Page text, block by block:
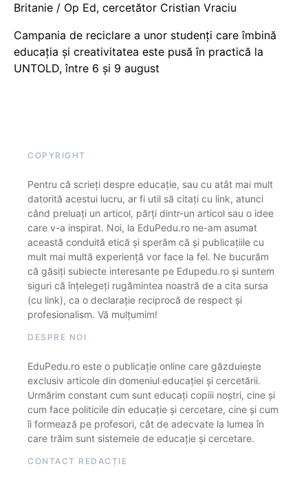
Britanie / Op Ed, cercetător Cristian Vraciu
Campania de reciclare a unor studenți care îmbină
educația și creativitatea este pusă în practică la
UNTOLD, între 6 și 9 august
COPYRIGHT
Pentru că scrieți despre educație, sau cu atât mai mult
datorită acestui lucru, ar fi util să citați cu link, atunci
când preluați un articol, părți dintr-un articol sau o idee
care v-a inspirat. Noi, la EduPedu.ro ne-am asumat
această conduită etică și sperăm că și publicațiile cu
mult mai multă experiență vor face la fel. Ne bucurăm
că găsiți subiecte interesante pe Edupedu.ro și suntem
siguri că înțelegeți rugămintea noastră de a cita sursa
(cu link), ca o declarație reciprocă de respect și
profesionalism. Vă mulțumim!
DESPRE NOI
EduPedu.ro este o publicație online care găzduiește
exclusiv articole din domeniul educației și cercetării.
Urmărim constant cum sunt educați copiii noștri, cine și
cum face politicile din educație și cercetare, cine și cum
îi formează pe profesori, cât de adecvate la lumea în
care trăim sunt sistemele de educație și cercetare.
CONTACT REDACȚIE